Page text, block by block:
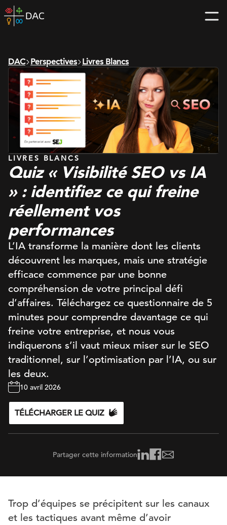
Skip
to
home
DAC Perspectives Livres Blancs
LIVRES BLANCS
Quiz « Visibilité SEO vs IA
» : identifiez ce qui freine
réellement vos
performances
L’IA transforme la manière dont les clients
découvrent les marques, mais une stratégie
efficace commence par une bonne
compréhension de votre principal défi
d’affaires. Téléchargez ce questionnaire de 5
minutes pour comprendre davantage ce qui
freine votre entreprise, et nous vous
indiquerons s’il vaut mieux miser sur le SEO
traditionnel, sur l’optimisation par l’IA, ou sur
les deux.
10 avril 2026
TÉLÉCHARGER LE QUIZ
Partager cette information
Trop d’équipes se précipitent sur les canaux
et les tactiques avant même d’avoir